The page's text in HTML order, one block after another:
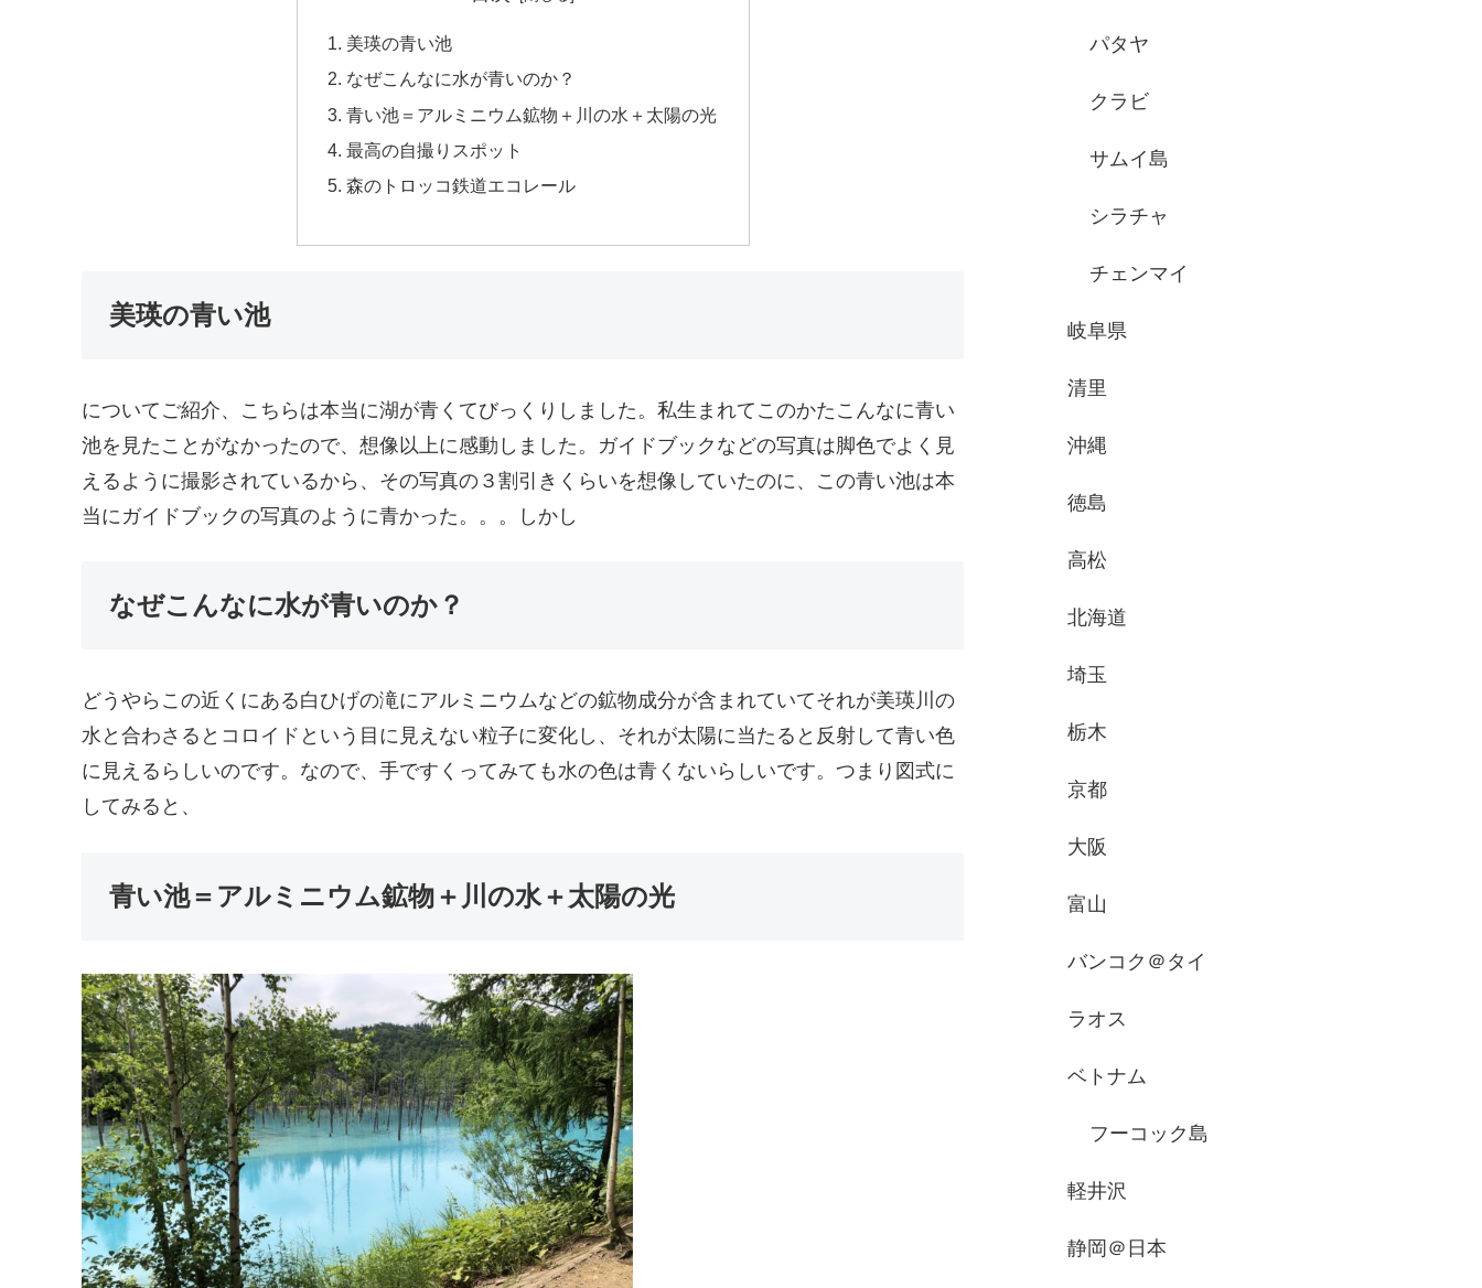
美瑛の青い池
なぜこんなに水が青いのか？
青い池＝アルミニウム鉱物＋川の水＋太陽の光
最高の自撮りスポット
森のトロッコ鉄道エコレール
美瑛の青い池
についてご紹介、こちらは本当に湖が青くてびっくりしました。私生まれてこのかたこんなに青い
池を見たことがなかったので、想像以上に感動しました。ガイドブックなどの写真は脚色でよく見
えるように撮影されているから、その写真の３割引きくらいを想像していたのに、この青い池は本
当にガイドブックの写真のように青かった。。。しかし
なぜこんなに水が青いのか？
どうやらこの近くにある白ひげの滝にアルミニウムなどの鉱物成分が含まれていてそれが美瑛川の
水と合わさるとコロイドという目に見えない粒子に変化し、それが太陽に当たると反射して青い色
に見えるらしいのです。なので、手ですくってみても水の色は青くないらしいです。つまり図式に
してみると、
青い池＝アルミニウム鉱物＋川の水＋太陽の光
パタヤ
クラビ
サムイ島
シラチャ
チェンマイ
岐阜県
清里
沖縄
徳島
高松
北海道
埼玉
栃木
京都
大阪
富山
バンコク＠タイ
ラオス
ベトナム
フーコック島
軽井沢
静岡＠日本